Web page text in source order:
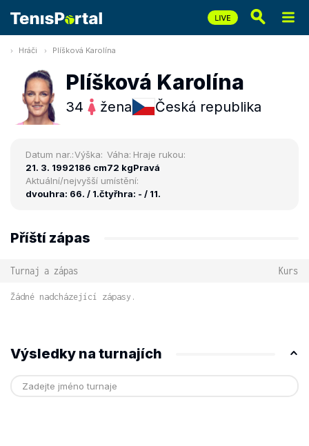
Hráči Plíšková Karolína
Plíšková Karolína
34 žena Česká republika
Datum nar.:
21. 3. 1992
Výška:
186 cm
Váha:
72 kg
Hraje rukou:
Pravá
Aktuální/nejvyšší umístění:
dvouhra: 66. / 1.čtyřhra: - / 11.
Příští zápas
Turnaj a zápas Kurs
Žádné nadcházející zápasy.
Výsledky na turnajích